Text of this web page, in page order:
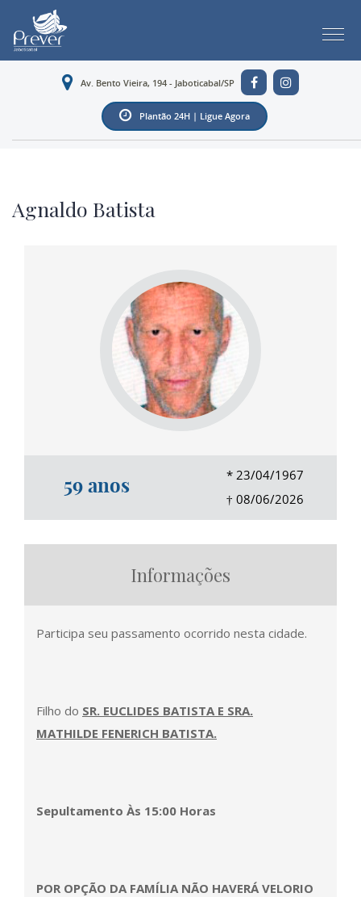
Av. Bento Vieira, 194 - Jaboticabal/SP
Plantão 24H | Ligue Agora
Agnaldo Batista
59 anos
*23/04/1967
† 08/06/2026
Informações
Participa seu passamento ocorrido nesta cidade.
Filho do SR. EUCLIDES BATISTA E SRA.
MATHILDE FENERICH BATISTA.
Sepultamento Às 15:00 Horas
POR OPÇÃO DA FAMÍLIA NÃO HAVERÁ VELORIO